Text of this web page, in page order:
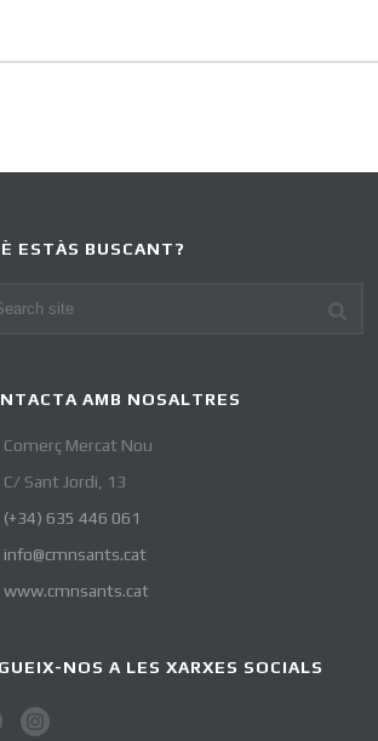
ESTÀS BUSCANT?
AMB NOSALTRES
Comerç Mercat Nou
C/ Sant Jordi, 13
(+34) 635 446 061
info@cmnsants.cat
www.cmnsants.cat
NOS A LES XARXES SOCIALS